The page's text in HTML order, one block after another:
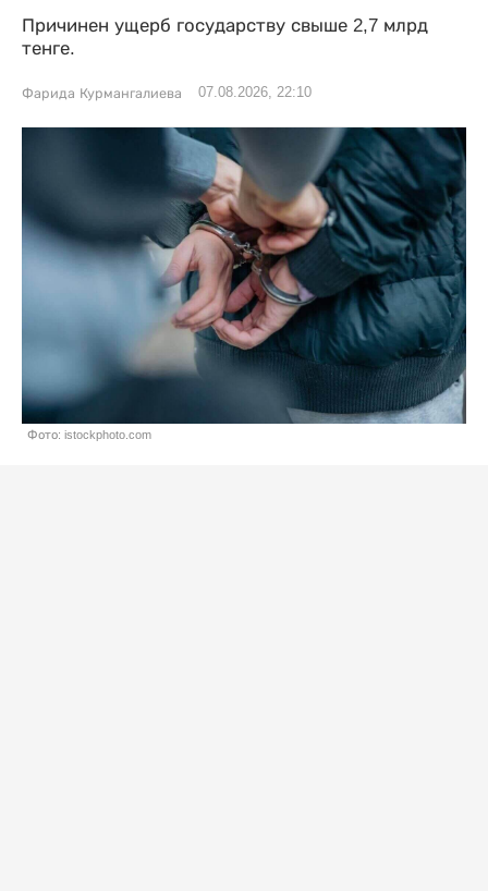
Причинен ущерб государству свыше 2,7 млрд
тенге.
Фарида Курмангалиева 07.08.2026, 22:10
Фото: istockphoto.com